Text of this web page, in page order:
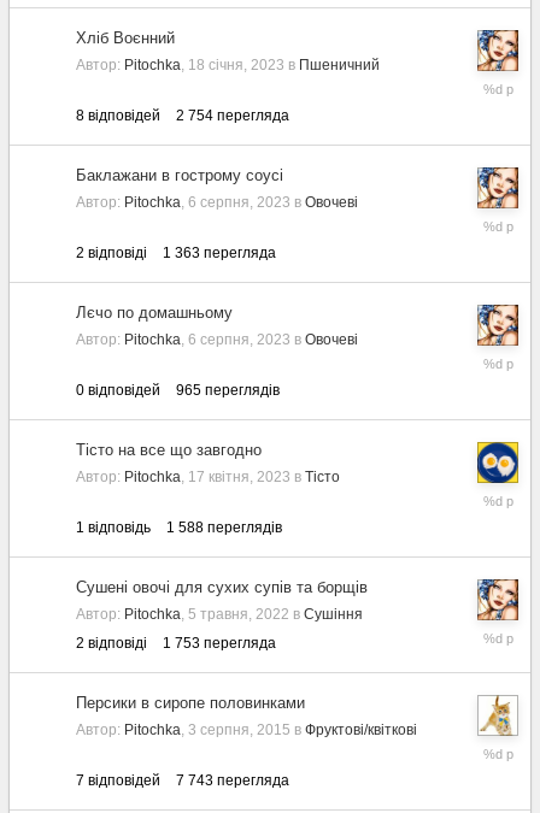
Хліб Воєнний
Автор: Pitochka, 18 січня, 2023 в Пшеничний
8 відповідей 2 754 перегляда
19
Баклажани в гострому соусі
Автор: Pitochka, 6 серпня, 2023 в Овочеві
2 відповіді 1 363 перегляда
6
Лєчо по домашньому
Автор: Pitochka, 6 серпня, 2023 в Овочеві
0 відповідей 965 переглядів
6
Тісто на все що завгодно
Автор: Pitochka, 17 квітня, 2023 в Тісто
1 відповідь 1 588 переглядів
19
Сушені овочі для сухих супів та борщів
Автор: Pitochka, 5 травня, 2022 в Сушіння
2 відповіді 1 753 перегляда
5
2022
Персики в сиропе половинками
Автор: Pitochka, 3 серпня, 2015 в Фруктові/квіткові
7 відповідей 7 743 перегляда
2